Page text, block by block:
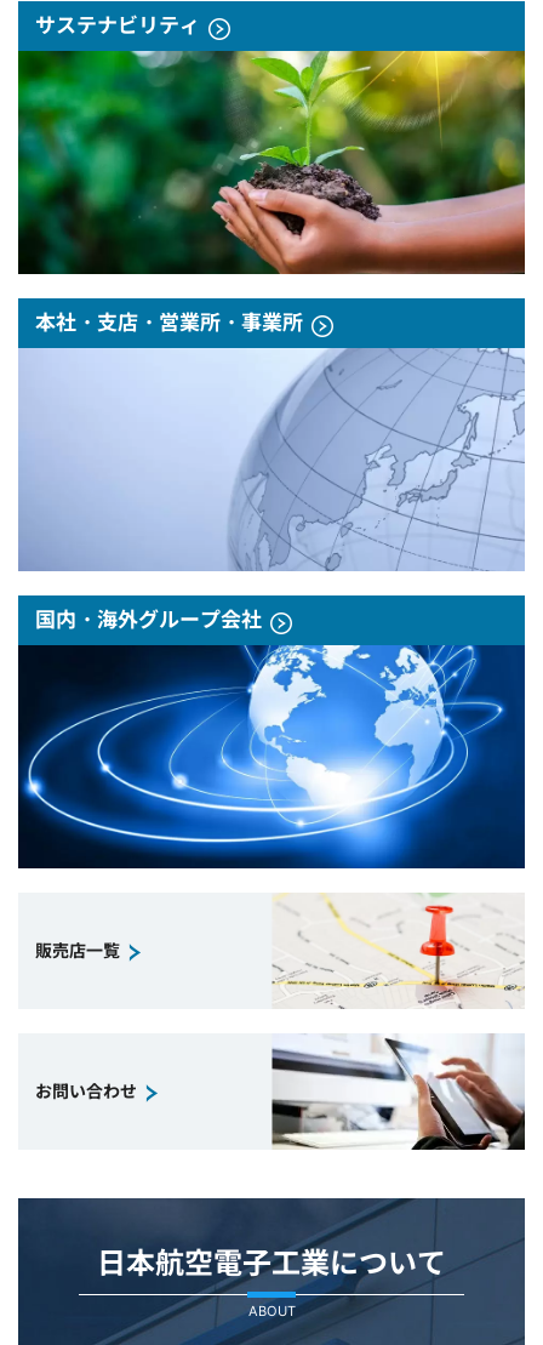
サステナビリティ
本社・支店・営業所・事業所
国内・海外グループ会社
販売店一覧
お問い合わせ
日本航空電子工業について
ABOUT